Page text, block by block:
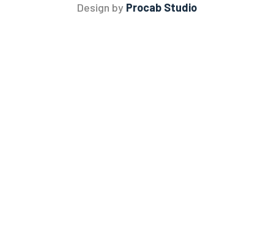
Design by Procab Studio